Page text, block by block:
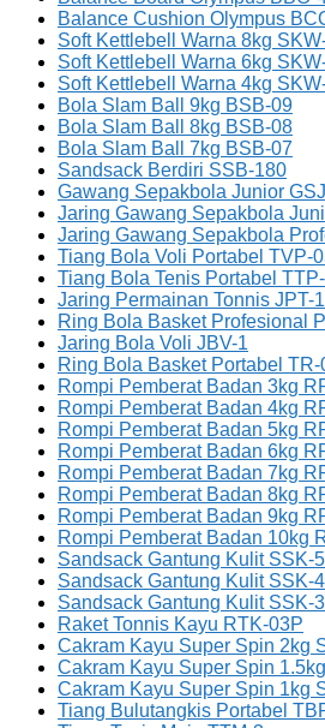
Balance Cushion Olympus
Soft Kettlebell Warna 8kg
Soft Kettlebell Warna 6kg
Soft Kettlebell Warna 4kg
Bola Slam Ball 9kg BSB-09
Bola Slam Ball 8kg BSB-08
Bola Slam Ball 7kg BSB-07
Sandsack Berdiri SSB-180
Gawang Sepakbola Junior
Jaring Gawang Sepakbola
Jaring Gawang Sepakbola
Tiang Bola Voli Portabel TVP-
Tiang Bola Tenis Portabel
Jaring Permainan Tonnis JPT-1
Ring Bola Basket Profesional
Jaring Bola Voli JBV-1
Ring Bola Basket Portabel TR-
Rompi Pemberat Badan 3kg
Rompi Pemberat Badan 4kg
Rompi Pemberat Badan 5kg
Rompi Pemberat Badan 6kg
Rompi Pemberat Badan 7kg
Rompi Pemberat Badan 8kg
Rompi Pemberat Badan 9kg
Rompi Pemberat Badan 10kg
Sandsack Gantung Kulit SSK-
Sandsack Gantung Kulit SSK-
Sandsack Gantung Kulit SSK-
Raket Tonnis Kayu RTK-03P
Cakram Kayu Super Spin 2kg
Cakram Kayu Super Spin
Cakram Kayu Super Spin 1kg
Tiang Bulutangkis Portabel